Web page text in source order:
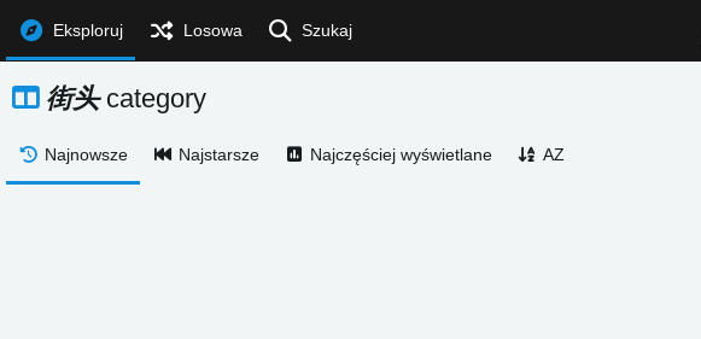
Eksploruj Losowa Szukaj
街头category
Najnowsze Najstarsze Najczęściej wyświetlane AZ